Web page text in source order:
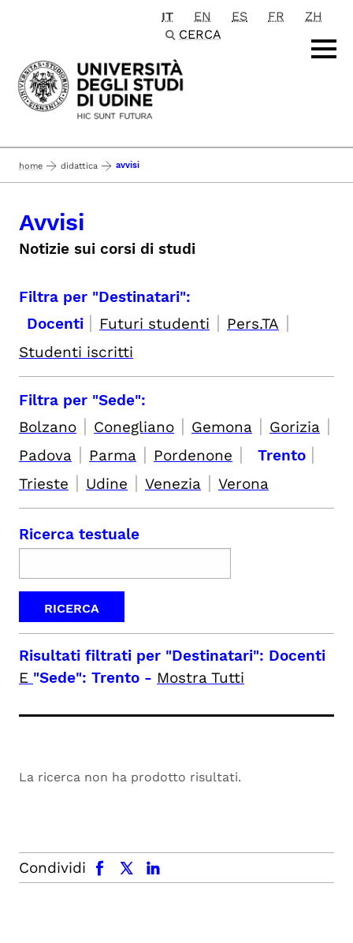
Passa al contenuto principale
IT EN ES FR
ZH
CERCA
home didattica avvisi
Avvisi
Notizie sui corsi di studi
Filtra per "Destinatari":
Docenti | Futuri studenti | Pers.TA |
Studenti iscritti
Filtra per "Sede":
Bolzano | Conegliano | Gemona | Gorizia |
Padova | Parma | Pordenone | Trento |
Trieste | Udine | Venezia | Verona
Ricerca testuale
Risultati filtrati per "Destinatari": Docenti
E "Sede": Trento - Mostra Tutti
La ricerca non ha prodotto risultati.
Condividi
facebook x.com linkedin